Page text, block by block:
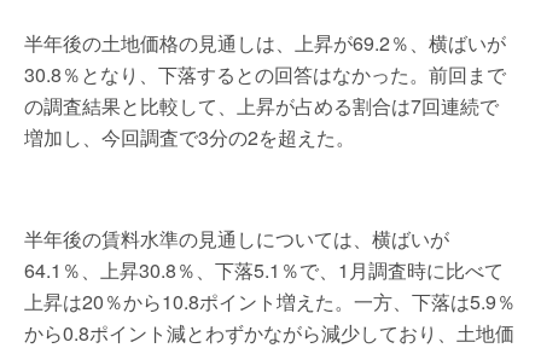
半年後の土地価格の見通しは、上昇が69.2％、横ばいが
30.8％となり、下落するとの回答はなかった。前回まで
の調査結果と比較して、上昇が占める割合は7回連続で
増加し、今回調査で3分の2を超えた。
半年後の賃料水準の見通しについては、横ばいが
64.1％、上昇30.8％、下落5.1％で、1月調査時に比べて
上昇は20％から10.8ポイント増えた。一方、下落は5.9％
から0.8ポイント減とわずかながら減少しており、土地価